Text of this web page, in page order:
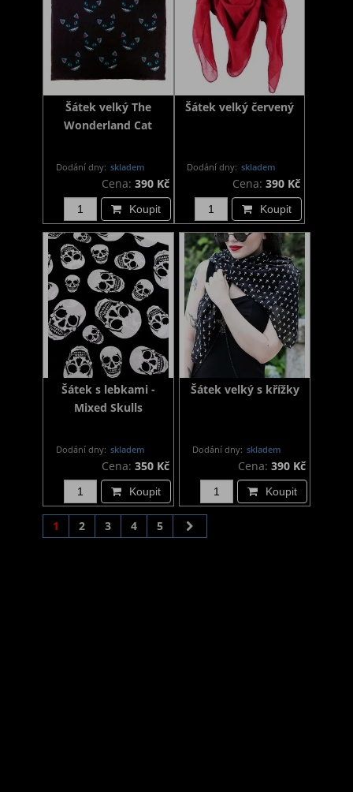
Šátek velký The
Wonderland Cat
Dodání dny: skladem
Cena: 390 Kč
Koupit
Šátek velký červený
Dodání dny: skladem
Cena:390 Kč
Koupit
Šátek s lebkami -
Mixed Skulls
Dodání dny: skladem
Cena: 350 Kč
Koupit
Šátek velký s křížky
Dodání dny: skladem
Cena: 390 Kč
Koupit
1 2 3 4 5